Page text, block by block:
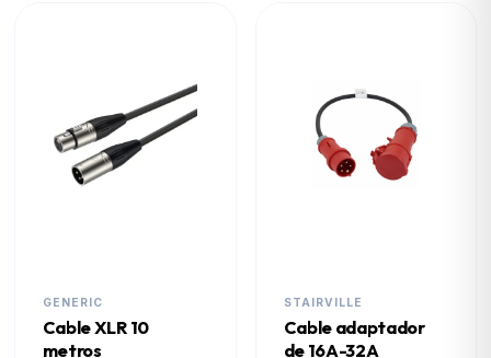
GENERIC
Cable XLR 10
metros
STAIRVILLE
Cable adaptador
de 16A-32A